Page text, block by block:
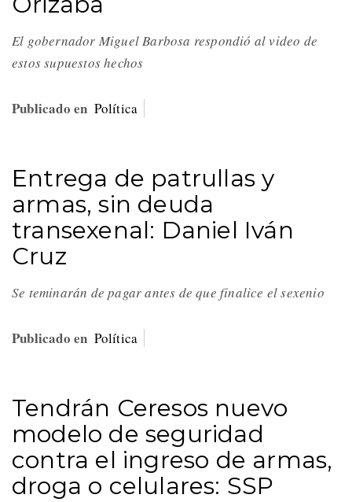
El gobernador Miguel Barbosa respondió al video de
estos supuestos hechos
Publicado en Política
Entrega de patrullas y
armas, sin deuda
transexenal: Daniel Iván
Cruz
Se teminarán de pagar antes de que finalice el sexenio
Publicado en Política
Tendrán Ceresos nuevo
modelo de seguridad
contra el ingreso de armas,
droga o celulares: SSP